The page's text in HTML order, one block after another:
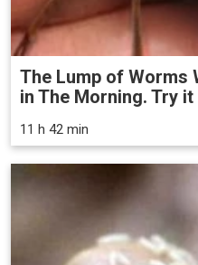
The Lump of Worms
in The Morning. Try it
11 h 42 min